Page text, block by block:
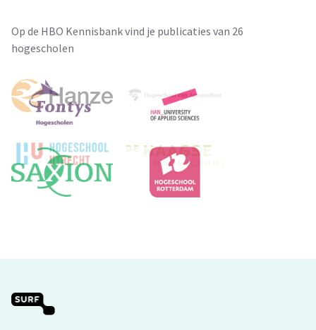
Op de HBO Kennisbank vind je publicaties van 26
hogescholen